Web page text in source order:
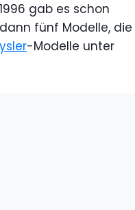
gab es schon
fünf Modelle, die
-Modelle unter